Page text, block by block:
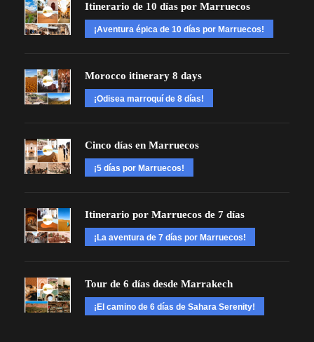
Itinerario de 10 días por Marruecos
¡Aventura épica de 10 días por Marruecos!
Morocco itinerary 8 days
¡Odisea marroquí de 8 días!
Cinco días en Marruecos
¡5 días por Marruecos!
Itinerario por Marruecos de 7 días
¡La aventura de 7 días por Marruecos!
Tour de 6 días desde Marrakech
¡El camino de 6 días de Sahara Serenity!